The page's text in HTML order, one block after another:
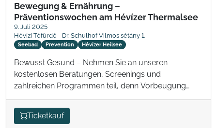
Bewegung & Ernährung –
Präventionswochen am Hévízer Thermalsee
9. Juli 2025
Hévízi Tófürdő - Dr. Schulhof Vilmos sétány 1.
Seebad Prevention Hévízer Heilsee
Bewusst Gesund – Nehmen Sie an unseren
kostenlosen Beratungen, Screenings und
zahlreichen Programmen teil, denn Vorbeugung
Ticketkauf